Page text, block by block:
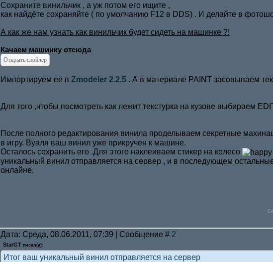
Сохраните винильчик , а уж потом его ищите ,
как найдёте сохраняйте ( по умолчанию F12 в DDS) . И делайте в
А как же нам узнать как винильчик будет сидеть на машинке ?!
Качаем машинку отсюда
Импортируем её в Zmodeler 2.2.5 . А в материале PAINT засовываем
Для того ,чтобы посмотреть как лежит текстурка на кузове выбираем
После полного редактирования винила проделываем секретные
в игру. Вуаля ваш винил уже прикручен к машине.
Осталось сохранить его .Для этого наклеиваем стикер на колесо
уникальный винил отправляется на сервер , и в последующем
онлайне.
Дата: Среда, 08.06.2011, 07:39 | Сообщение # 2
StarGT писал(а):
Итог ваш уникальный винил отправляется на сервер